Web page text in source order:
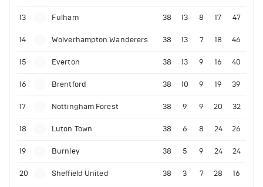
13 Fulham 38 13 8 17 47
14 Wolverhampton Wanderers 38 13 7 18 46
15 Everton 38 13 9 16 40
16 Brentford 38 10 9 19 39
17 Nottingham Forest 38 9 9 20 32
18 Luton Town 38 6 8 24 26
19 Burnley 38 5 9 24 24
20 Sheffield United 38 3 7 28 16